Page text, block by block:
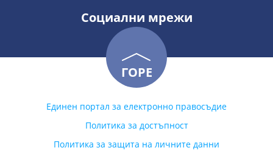
Социални мрежи
ГОРЕ
Единен портал за електронно правосъдие
Политика за достъпност
Политика за защита на личните данни